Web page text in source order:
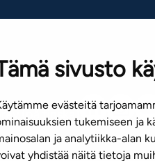
sivusto
evästeitä
tukemiseen ja
ja analytiikka-alan
yhdistää näitä tietoja
(på finska)